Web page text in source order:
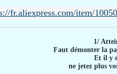
1/
Faut démonter la
Et il y
ne jetez plus